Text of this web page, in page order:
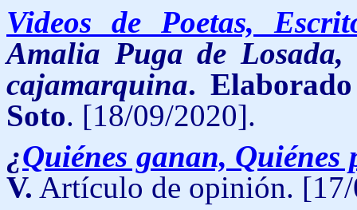
Videos de Poetas,
Amalia Puga de
cajamarquina.
Soto. [18/09/2020].
¿Quiénes ganan, Quiénes
V. Artículo de opinión.